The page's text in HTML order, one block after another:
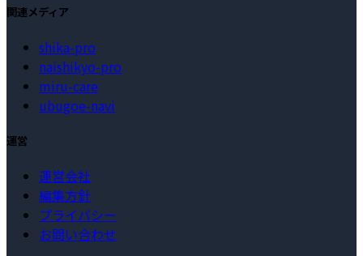
関連メディア
shika-pro
naishikyo-pro
miru-care
ubugoe-navi
運営
運営会社
編集方針
プライバシー
お問い合わせ